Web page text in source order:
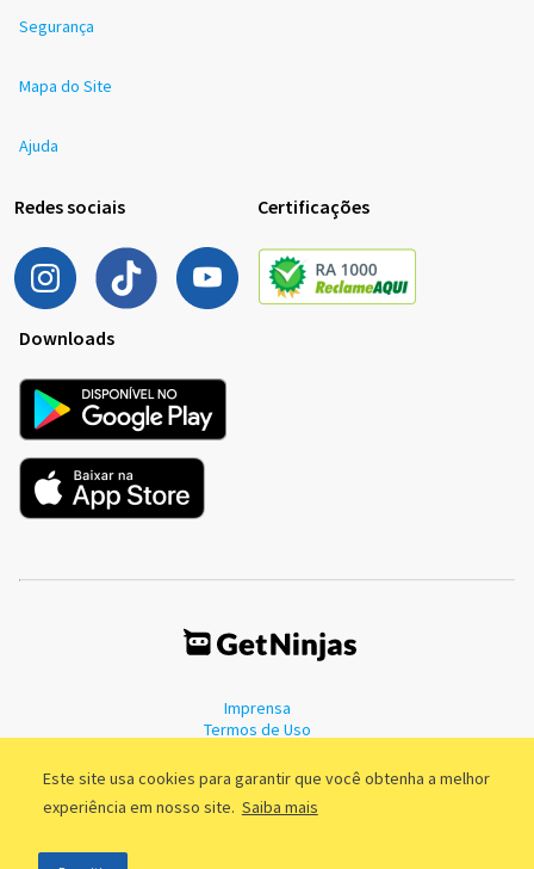
Este site usa cookies para garantir que você obtenha a melhor
experiência em nosso site. Saiba mais
Segurança
Mapa do Site
Ajuda
Redes sociais Certificações
Downloads
Imprensa
Termos de Uso
©2011 - 2026, GetNinjas LTDA. CNPJ 55.744.877/0001-89 - Rua Dr.